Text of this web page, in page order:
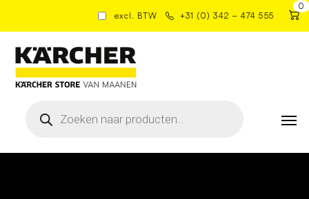
excl. BTW +31 (0) 342 – 474 555
0
zoeken